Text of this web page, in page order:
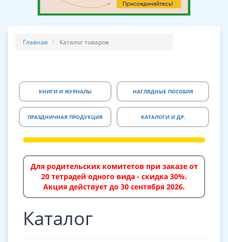
Главная Каталог товаров
КНИГИ И ЖУРНАЛЫ НАГЛЯДНЫЕ ПОСОБИЯ
ПРАЗДНИЧНАЯ ПРОДУКЦИЯ КАТАЛОГИ И ДР.
Для родительских комитетов при заказе от
20 тетрадей одного вида - скидка 30%.
Акция действует до 30 сентября 2026.
Каталог